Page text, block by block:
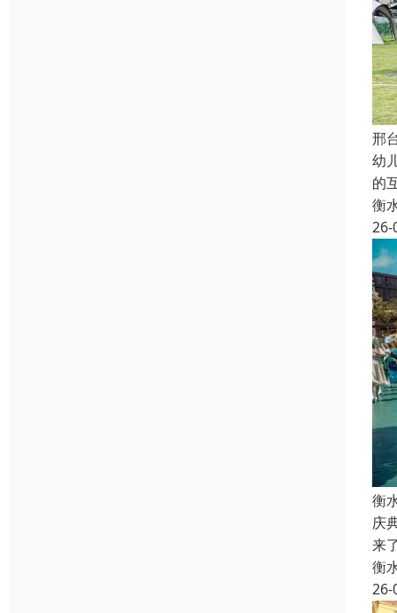
邢
幼
的
衡
26-
衡
庆
来
衡
26-